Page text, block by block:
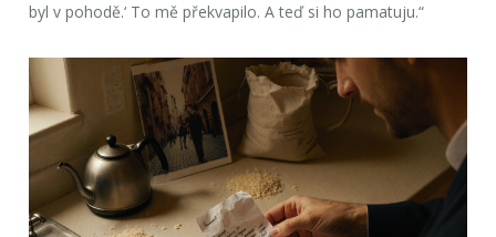
byl v pohodě.‘ To mě překvapilo. A teď si ho pamatuju.“